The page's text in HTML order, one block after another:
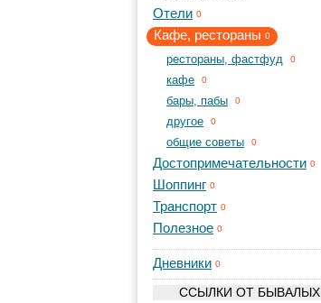
Отели 0
Кафе, рестораны 0
рестораны, фастфуд 0
кафе 0
бары, пабы 0
другое 0
общие советы 0
Достопримечательности 0
Шоппинг 0
Транспорт 0
Полезное 0
Дневники 0
ССЫЛКИ ОТ БЫВАЛЫХ